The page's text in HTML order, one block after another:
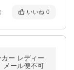
いいね 0
ー レディー
メール便不可